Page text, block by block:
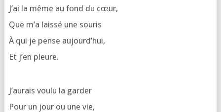
J’ai la même au fond du cœur,
Que m’a lais­sé une souris
À qui je pense aujourd’hui,
Et j’en pleure.
J’au­rais vou­lu la garder
Pour un jour ou une vie,